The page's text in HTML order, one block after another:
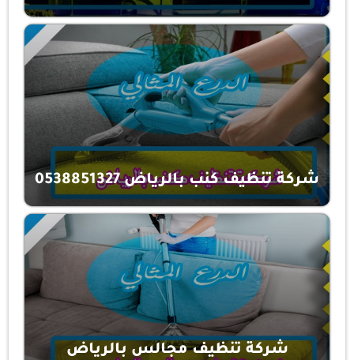
شركة تنظيف كنب بالرياض 0538851327
شركة تنظيف مجالس بالرياض